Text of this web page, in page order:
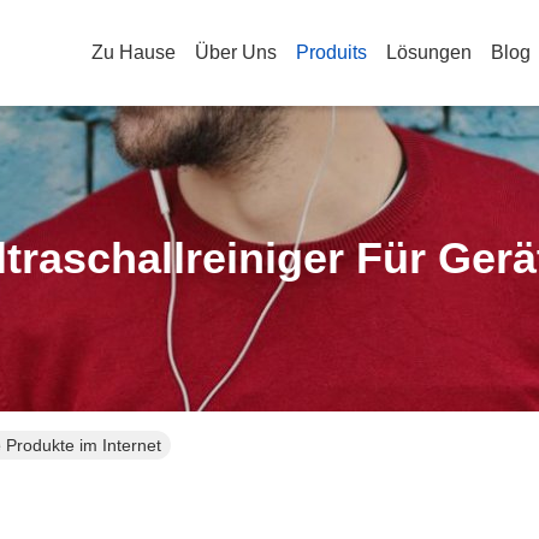
Zu Hause Über Uns Produits Lösungen Blog
Für
Produkte im Internet